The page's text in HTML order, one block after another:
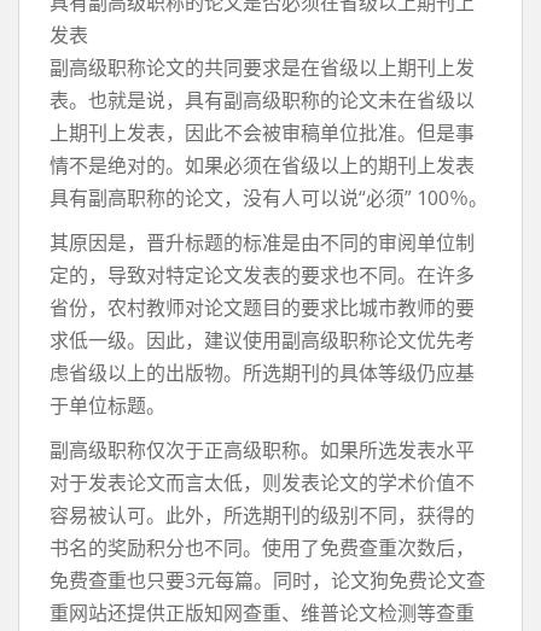
发表
副高级职称论文的共同要求是在省级以上期刊上发
表。也就是说，具有副高级职称的论文未在省级以
上期刊上发表，因此不会被审稿单位批准。但是事
情不是绝对的。如果必须在省级以上的期刊上发表
具有副高职称的论文，没有人可以说“必须” 100％。
其原因是，晋升标题的标准是由不同的审阅单位制
定的，导致对特定论文发表的要求也不同。在许多
省份，农村教师对论文题目的要求比城市教师的要
求低一级。因此，建议使用副高级职称论文优先考
虑省级以上的出版物。所选期刊的具体等级仍应基
于单位标题。
副高级职称仅次于正高级职称。如果所选发表水平
对于发表论文而言太低，则发表论文的学术价值不
容易被认可。此外，所选期刊的级别不同，获得的
书名的奖励积分也不同。使用了免费查重次数后，
免费查重也只要3元每篇。同时，论文狗免费论文查
重网站还提供正版知网查重、维普论文检测等查重